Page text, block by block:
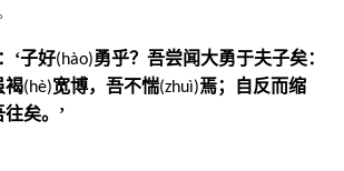
‘子好(hào)勇乎？吾尝闻大勇于夫子矣：
褐(hè)宽博，吾不惴(zhuì)焉；自反而缩
矣。’